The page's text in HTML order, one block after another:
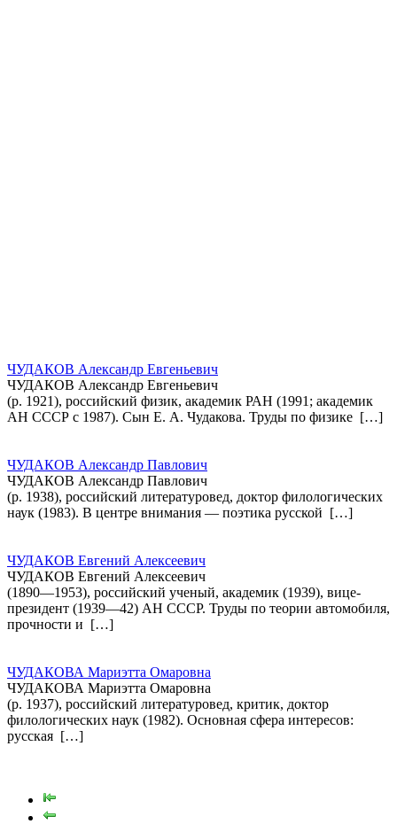
ЧУДАКОВ Александр Евгеньевич
ЧУДАКОВ Александр Евгеньевич
(р. 1921), российский физик, академик РАН (1991; академик
АН СССР с 1987). Сын Е. А. Чудакова. Труды по физике […]
ЧУДАКОВ Александр Павлович
ЧУДАКОВ Александр Павлович
(р. 1938), российский литературовед, доктор филологических
наук (1983). В центре внимания — поэтика русской […]
ЧУДАКОВ Евгений Алексеевич
ЧУДАКОВ Евгений Алексеевич
(1890—1953), российский ученый, академик (1939), вице-
президент (1939—42) АН СССР. Труды по теории автомобиля,
прочности и […]
ЧУДАКОВА Мариэтта Омаровна
ЧУДАКОВА Мариэтта Омаровна
(р. 1937), российский литературовед, критик, доктор
филологических наук (1982). Основная сфера интересов:
русская […]